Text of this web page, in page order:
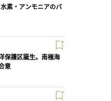
素・アンモニアのバ
保護区誕生。南極海
意